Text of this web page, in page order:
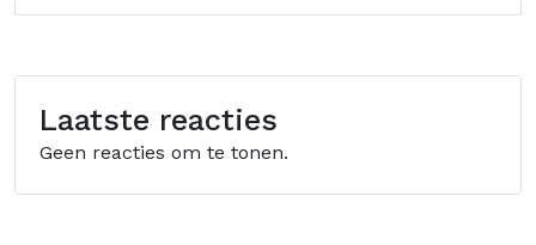
Laatste reacties
Geen reacties om te tonen.